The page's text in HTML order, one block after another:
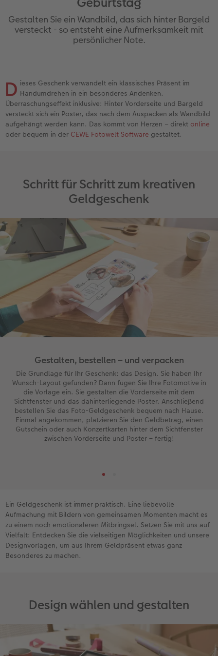
Erinnerungstasche
Personalisierter Schuber
Jahrbuch
Reisefotobuch
Erste Schritte
Neuheiten
hexxas
Acrylglas
Hartschaum
Foto auf Holz
Ideen zur Wandgestaltung
Neuheiten
Extras
Fotosticker
Art Prints
Fotogrößen & Formate
Bestellwege
Extras
Fototassen
Emaille Becher
Schule & Büro
Textilien
Foto-Geschenkbox
CEWE myPhotos
Geburtskarten
Taufkarten
Fotokarten
Digitale Grußkarte
Weitere Anlässe
Neuheiten
Silikonhüllen
Handykette
Holzhüllen
Bio-based Case
Inspiration
Neuheiten
Wandkalender Fineline
Papierqualitäten
Kalender mit fertigem Design
Gestaltungsideen
Extras
für Männer
für Frauen
für Großeltern
für Tierfreunde
CEWE myPhotos
Erste Schritte
Softwaretipps
Gestalten Sie ein Wandbild, das sich hinter Bargeld
versteckt - so entsteht eine Aufmerksamkeit mit
persönlicher Note.
D ieses Geschenk verwandelt ein klassisches Präsent im
Handumdrehen in ein besonderes Andenken.
Überraschungseffekt inklusive: Hinter Vorderseite und Bargeld
versteckt sich ein Poster, das nach dem Auspacken als Wandbild
aufgehängt werden kann. Das kommt von Herzen – direkt online
oder bequem in der CEWE Fotowelt Software gestaltet.
Schritt für Schritt zum kreativen
Geldgeschenk
Gestalten, bestellen – und verpacken
Die Grundlage für Ihr Geschenk: das Design. Sie haben Ihr
Wunsch-Layout gefunden? Dann fügen Sie Ihre Fotomotive in
die Vorlage ein. Sie gestalten die Vorderseite mit dem
Sichtfenster und das dahinterliegende Poster. Anschließend
bestellen Sie das Foto-Geldgeschenk bequem nach Hause.
Einmal angekommen, platzieren Sie den Geldbetrag, einen
Gutschein oder auch Konzertkarten hinter dem Sichtfenster
zwischen Vorderseite und Poster – fertig!
Ein Geldgeschenk ist immer praktisch. Eine liebevolle
Aufmachung mit Bildern von gemeinsamen Momenten macht es
zu einem noch emotionaleren Mitbringsel. Setzen Sie mit uns auf
Vielfalt: Entdecken Sie die vielseitigen Möglichkeiten und unsere
Designvorlagen, um aus Ihrem Geldpräsent etwas ganz
Besonderes zu machen.
Design wählen und gestalten